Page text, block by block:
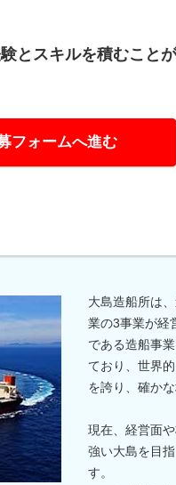
とスキルを積むことが
フォームへ進む
大島造船所は
業の3事業が経
である造船事
ており、世界
を誇り、確か
現在、経営面
強い大島を目
す。